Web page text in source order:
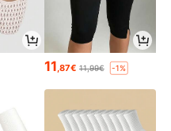
11 ,87€ 11,99€ -1%